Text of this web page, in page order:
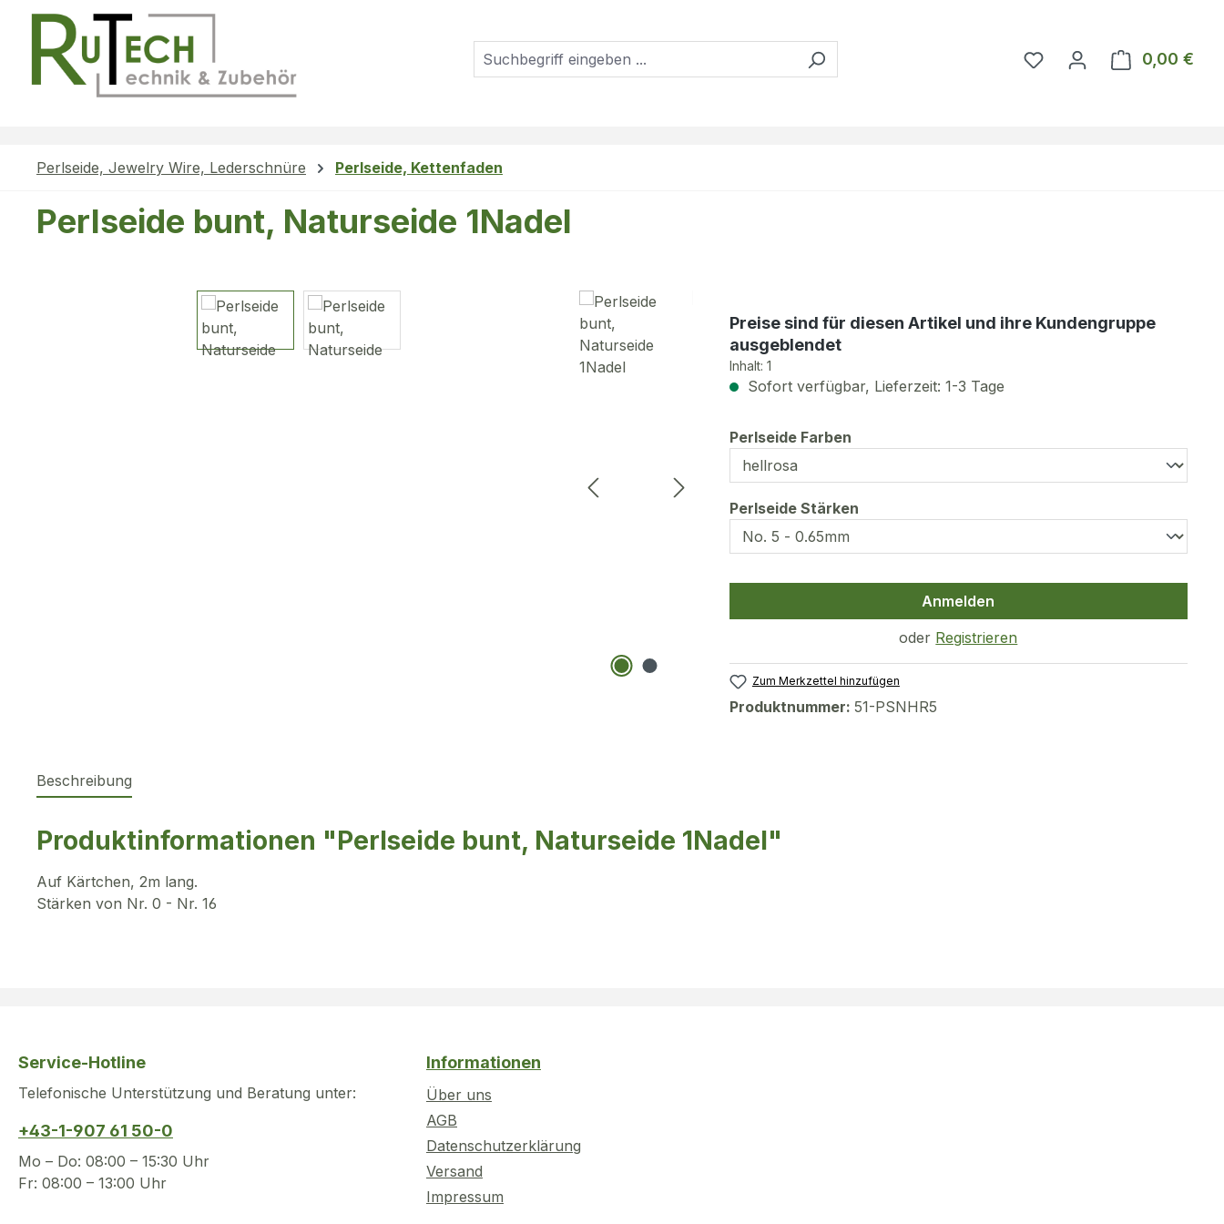
Hauptinhalt springen
Zur Suche springen
Zur Hauptnavigation springen
Du hast 0 Produkte auf
0,00 €
Perlseide, Jewelry Wire, Lederschnüre Perlseide, Kettenfaden
Perlseide bunt, Naturseide 1Nadel
Bildergalerie überspringen
Preise sind für diesen Artikel und ihre Kundengruppe
ausgeblendet
Inhalt: 1
Sofort verfügbar, Lieferzeit: 1-3 Tage
Perlseide Farbenauswählen
Perlseide Stärkenauswählen
Anmelden
oder Registrieren
Zum Merkzettel hinzufügen
Produktnummer: 51-PSNHR5
Beschreibung
Produktinformationen "Perlseide bunt, Naturseide 1Nadel"
Auf Kärtchen, 2m lang.
Stärken von Nr. 0 - Nr. 16
Service-Hotline
Telefonische Unterstützung und Beratung unter:
+43-1-907 61 50-0
Mo – Do: 08:00 – 15:30 Uhr
Fr: 08:00 – 13:00 Uhr
Informationen
Über uns
AGB
Datenschutzerklärung
Versand
Impressum